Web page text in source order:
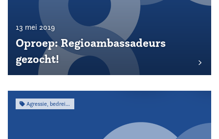
13 mei 2019
Oproep: Regioambassadeurs
gezocht!
Agressie, bedreiging & intimidatie